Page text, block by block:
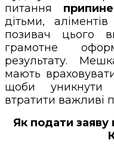
питання
дітьми,
позивач цього
грамотне
результату.
мають
щоби уникнути
втратити важливі
Як подати